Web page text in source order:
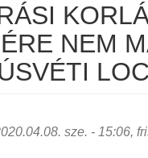
NEM
sze. - 15:06,